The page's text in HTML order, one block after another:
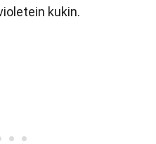
kukin.